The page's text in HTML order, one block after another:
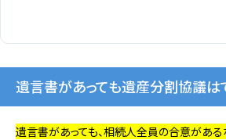
遺言書があっても遺産分割協議は
遺言書があっても、相続人全員の合意があ